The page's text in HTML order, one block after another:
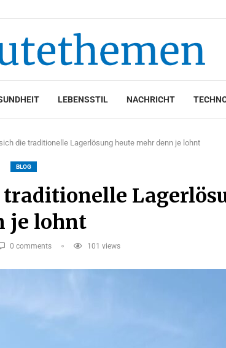
LEBENSSTIL NACHRICHT
die traditionelle Lagerlösung heute mehr denn je lohnt
BLOG
je lohnt
0 comments 101 views